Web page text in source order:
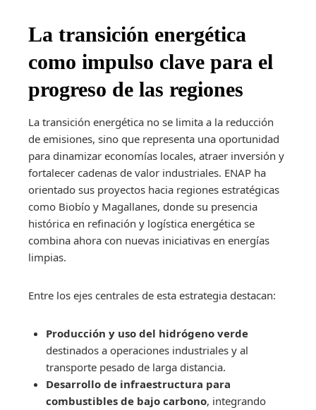
La transición energética
como impulso clave para el
progreso de las regiones
La transición energética no se limita a la reducción
de emisiones, sino que representa una oportunidad
para dinamizar economías locales, atraer inversión y
fortalecer cadenas de valor industriales. ENAP ha
orientado sus proyectos hacia regiones estratégicas
como Biobío y Magallanes, donde su presencia
histórica en refinación y logística energética se
combina ahora con nuevas iniciativas en energías
limpias.
Entre los ejes centrales de esta estrategia destacan:
Producción y uso del hidrógeno verde
destinados a operaciones industriales y al
transporte pesado de larga distancia.
Desarrollo de infraestructura para
combustibles de bajo carbono, integrando